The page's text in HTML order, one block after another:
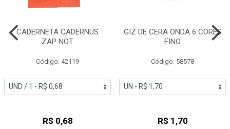
CADERNETA CADERNUS
ZAP NOT
Código: 42119
R$ 0,68
GIZ DE CERA ONDA 6 CORES
FINO
Código: 58578
R$ 1,70